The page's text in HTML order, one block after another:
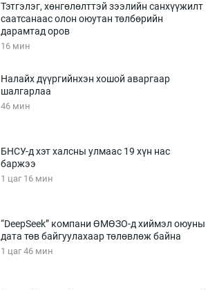
Тэтгэлэг, хөнгөлөлттэй зээлийн санхүүжилт
саатсанаас олон оюутан төлбөрийн
дарамтад оров
16 мин
Налайх дүүргийнхэн хошой аваргаар
шалгарлаа
46 мин
БНСУ-д хэт халсны улмаас 19 хүн нас
баржээ
1 цаг 16 мин
“DeepSeek” компани ӨМӨЗО-д хиймэл оюуны
дата төв байгуулахаар төлөвлөж байна
1 цаг 46 мин